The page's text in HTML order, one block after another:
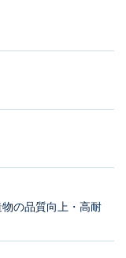
物の品質向上・高耐